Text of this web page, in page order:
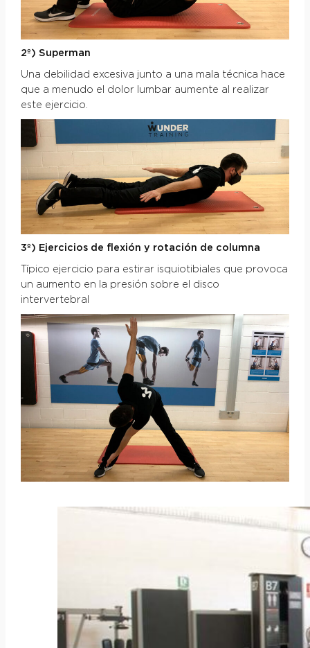
2º) Superman
Una debilidad excesiva junto a una mala técnica hace
que a menudo el dolor lumbar aumente al realizar
este ejercicio.
3º) Ejercicios de flexión y rotación de columna
Típico ejercicio para estirar isquiotibiales que provoca
un aumento en la presión sobre el disco
intervertebral